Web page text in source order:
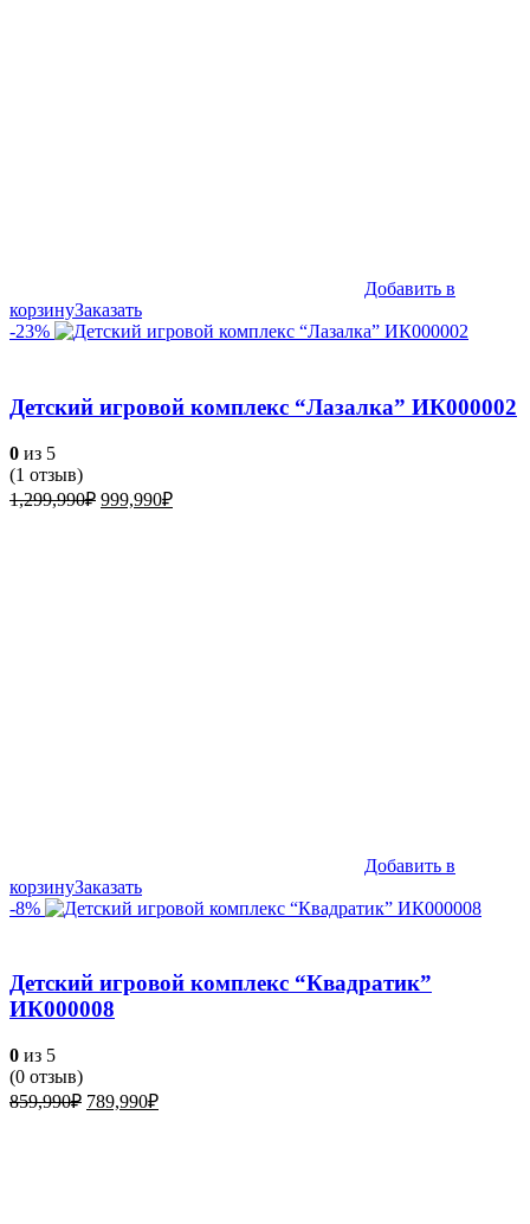
Добавить в
корзинуЗаказать
-23%
Детский игровой комплекс “Лазалка” ИК000002
0 из 5
(1 отзыв)
1,299,990₽ Первоначальная
999,990₽Текущая
Добавить в
корзинуЗаказать
-8%
Детский игровой комплекс “Квадратик”
ИК000008
0 из 5
(0 отзыв)
859,990₽ Первоначальная
789,990₽Текущая